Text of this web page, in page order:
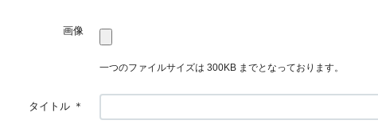
画像
一つのファイルサイズは 300KB までとなっております。
タイトル ＊